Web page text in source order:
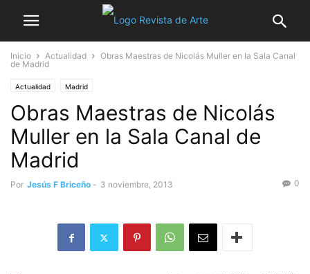
Inicio Actualidad
Obras Maestras de Nicolás Muller en la Sala Canal
de Madrid
Actualidad Madrid
Obras Maestras de Nicolás
Muller en la Sala Canal de
Madrid
Por Jesús F Briceño - 3 noviembre, 2013 0